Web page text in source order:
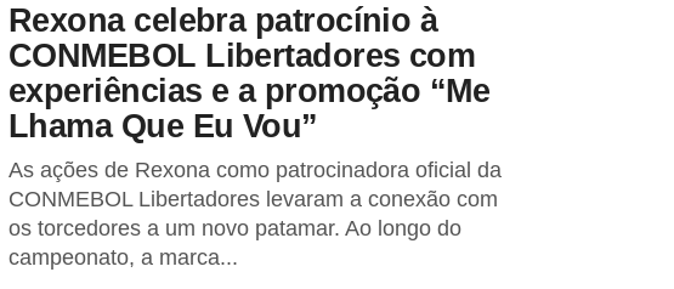
Rexona celebra patrocínio à
CONMEBOL Libertadores com
experiências e a promoção “Me
Lhama Que Eu Vou”
As ações de Rexona como patrocinadora oficial da
CONMEBOL Libertadores levaram a conexão com
os torcedores a um novo patamar. Ao longo do
campeonato, a marca...